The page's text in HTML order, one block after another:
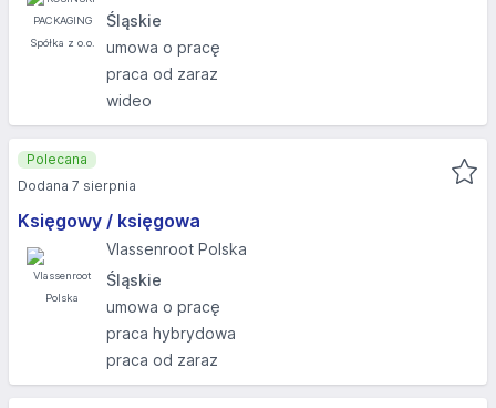
Śląskie
umowa o pracę
praca od zaraz
wideo
Księgowy / księgowa
Vlassenroot Polska
Śląskie
umowa o pracę
praca hybrydowa
praca od zaraz
Polecana
Dodana 7 sierpnia